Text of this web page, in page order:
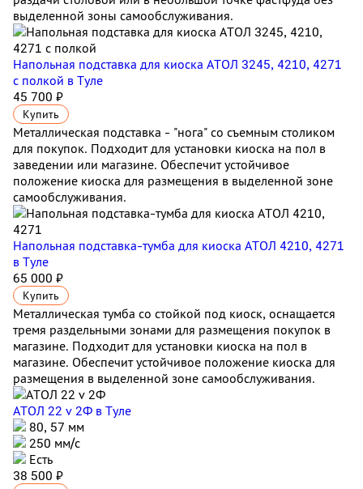
выделенной зоны самообслуживания.
Напольная подставка для киоска АТОЛ 3245, 4210, 4271
с полкой в Туле
45 700 ₽
Купить
Металлическая подставка - "нога" со съемным столиком
для покупок. Подходит для установки киоска на пол в
заведении или магазине. Обеспечит устойчивое
положение киоска для размещения в выделенной зоне
самообслуживания.
Напольная подставка-тумба для киоска АТОЛ 4210, 4271
в Туле
65 000 ₽
Купить
Металлическая тумба со стойкой под киоск, оснащается
тремя раздельными зонами для размещения покупок в
магазине. Подходит для установки киоска на пол в
магазине. Обеспечит устойчивое положение киоска для
размещения в выделенной зоне самообслуживания.
АТОЛ 22 v 2Ф в Туле
80, 57 мм
250 мм/с
Есть
38 500 ₽